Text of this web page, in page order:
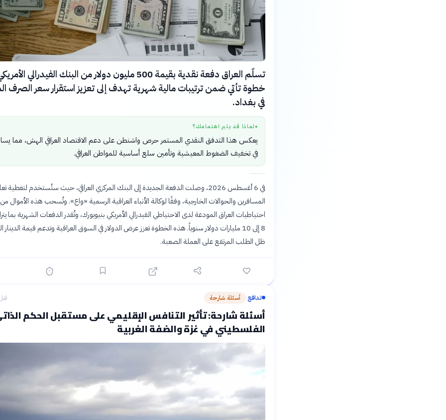
تسلّم العراق دفعة نقدية بقيمة 500 مليون دولار من البنك الفيدرالي
خطوة تأتي ضمن ترتيبات مالية شهرية تهدف إلى تعزيز استقرار سعر الصرف
في بغداد.
● لماذا قد يثير اهتمامك؟
يعكس هذا التدفق النقدي المستمر حرص واشنطن على دعم الاقتصاد العراقي الهش، مما
في تخفيف الضغوط المعيشية وتأمين سلع أساسية للمواطن العراقي.
في 6 أغسطس 2026، وصلت الدفعة الجديدة إلى البنك المركزي العراقي، حيث ستُستخدم لتغطية
المسافرين والحوالات الخارجية، وفقًا لوكالة الأنباء العراقية الرسمية «واع». وتُسحب هذه الأموال من
احتياطيات العراق المودعة لدى الاحتياطي الفيدرالي الأمريكي بنيويورك، وتُقدر الدفعات الشهرية بما
8 إلى 10 مليارات دولار سنوياً. هذه الخطوة تعزز عرض الدولار في السوق العراقية وتدعم قيمة الدينار
ظل الطلب المرتفع على العملة الصعبة.
تدافع› أسئلة شارحة قبل 16
أسئلة شارحة: تأثير التنافس الإقليمي على مستقبل الحكم
الفلسطيني في غزة والضفة الغربية